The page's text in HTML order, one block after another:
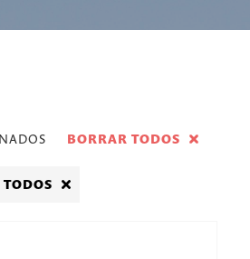
BORRAR TODOS
TODOS